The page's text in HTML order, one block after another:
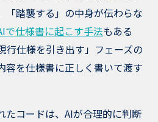
「踏襲する」の中身が伝わらな
で仕様書に起こす手法もある
行仕様を引き出す」フェーズの
容を仕様書に正しく書いて渡す
たコードは、AIが合理的に判断